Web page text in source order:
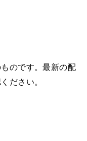
のです。最新の配
ださい。